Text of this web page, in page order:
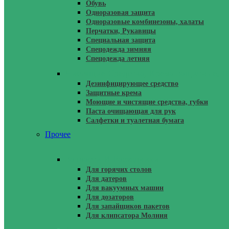
Обувь
Одноразовая защита
Одноразовые комбинезоны, халаты
Перчатки, Рукавицы
Специальная защита
Спецодежда зимняя
Спецодежда летняя
Дезинфицирующее средство
Защитные крема
Моющие и чистящие средства, губки
Паста очищающая для рук
Салфетки и туалетная бумага
Прочее
Для горячих столов
Для датеров
Для вакуумных машин
Для дозаторов
Для запайщиков пакетов
Для клипсатора Молния